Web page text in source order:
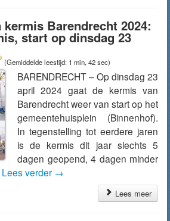
Barendrecht 2024:
start op dinsdag 23
(Gemiddelde leestijd: 1 min, 42 sec)
BARENDRECHT – Op dinsdag 23
april 2024 gaat de kermis van
Barendrecht weer van start op het
gemeentehuisplein (Binnenhof).
In tegenstelling tot eerdere jaren
is de kermis dit jaar slechts 5
dagen geopend, 4 dagen minder
Lees verder →
Lees meer